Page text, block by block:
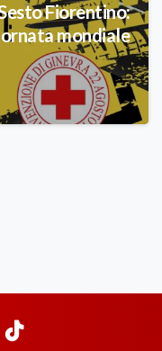
Fiorentino:
mondiale